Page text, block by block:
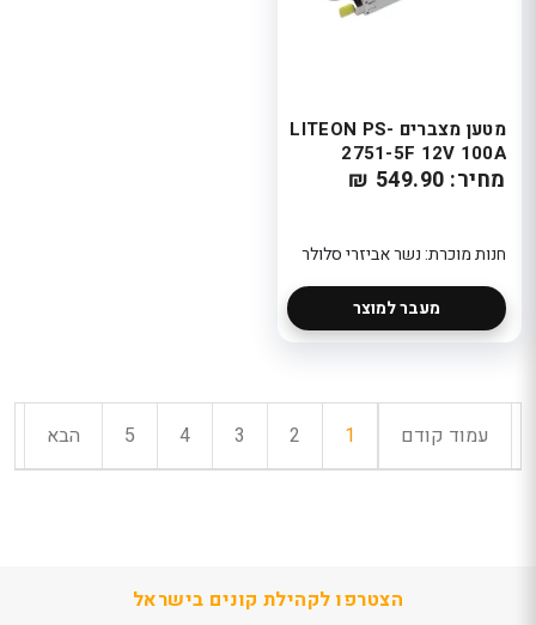
מטען מצברים LITEON PS-
2751-5F 12V 100A
מחיר: 549.90 ₪
חנות מוכרת: נשר אביזרי סלולר
מעבר למוצר
עמוד קודם 1
2
3
4
5 הבא
הצטרפו לקהילת קונים בישראל